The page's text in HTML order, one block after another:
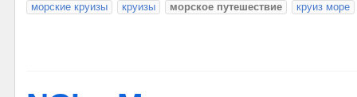
морские круизы круизы морское путешествие круиз море